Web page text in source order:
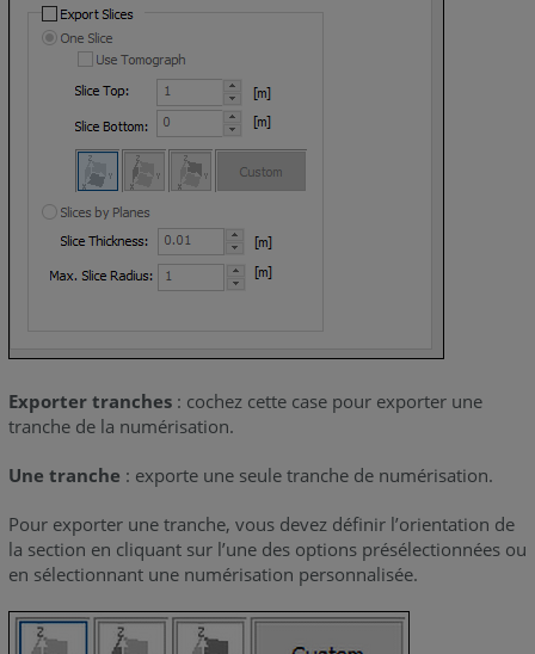
Exporter tranches: cochez cette case pour exporter une
tranche de la numérisation.
Une tranche : exporte une seule tranche de numérisation.
Pour exporter une tranche, vous devez définir l’orientation de
la section en cliquant sur l’une des options présélectionnées ou
en sélectionnant une numérisation personnalisée.